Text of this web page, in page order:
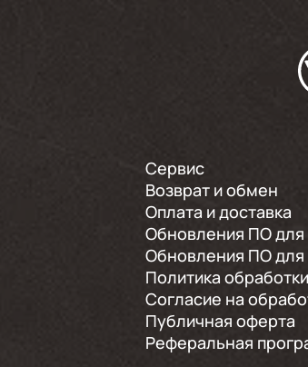
Сервис
Возврат и обмен
Оплата и доставка
Обновления ПО для
Обновления ПО
Политика
Согласие на
Публичная оферта
Реферальная